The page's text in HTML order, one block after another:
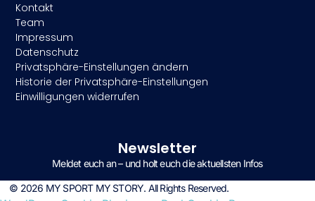
Kontakt
Team
Impressum
Datenschutz
Privatsphäre-Einstellungen ändern
Historie der Privatsphäre-Einstellungen
Einwilligungen widerrufen
Newsletter
Meldet euch an – und holt euch die aktuellsten Infos
© 2026 MY SPORT MY STORY. All Rights Reserved.